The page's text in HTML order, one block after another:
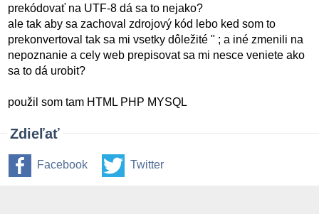
prekódovať na UTF-8 dá sa to nejako?
ale tak aby sa zachoval zdrojový kód lebo ked som to
prekonvertoval tak sa mi vsetky dôležité " ; a iné zmenili na
nepoznanie a cely web prepisovat sa mi nesce veniete ako
sa to dá urobit?
použil som tam HTML PHP MYSQL
Zdieľať
Facebook Twitter